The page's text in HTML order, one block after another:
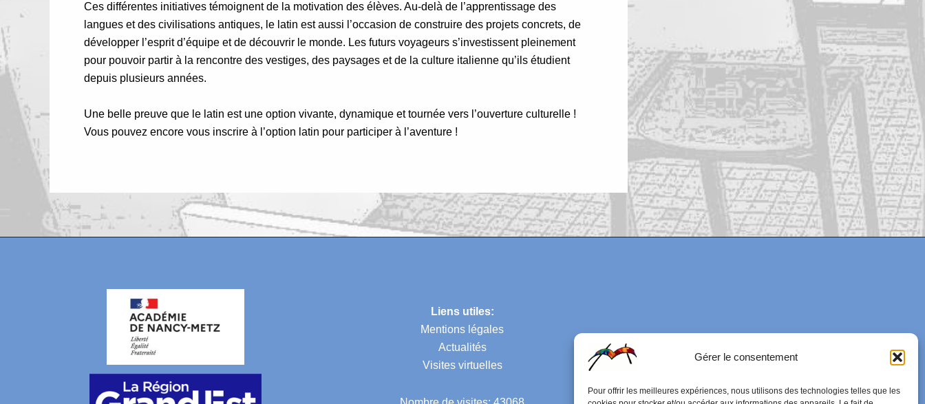
Gérer le consentement
Pour offrir les meilleures expériences, nous utilisons des technologies telles que les
Ces différentes initiatives témoignent de la motivation des élèves. Au-delà de l’apprentissage des
langues et des civilisations antiques, le latin est aussi l’occasion de construire des projets concrets, de
développer l’esprit d’équipe et de découvrir le monde. Les futurs voyageurs s’investissent pleinement
pour pouvoir partir à la rencontre des vestiges, des paysages et de la culture italienne qu’ils étudient
depuis plusieurs années.
Une belle preuve que le latin est une option vivante, dynamique et tournée vers l’ouverture culturelle !
Vous pouvez encore vous inscrire à l’option latin pour participer à l’aventure !
Liens utiles:
Mentions légales
Actualités
Visites virtuelles